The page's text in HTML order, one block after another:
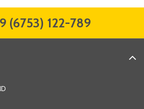
(6753) 122-789